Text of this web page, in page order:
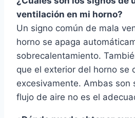
ventilación en mi horno?
Un signo común de mala
horno se apaga
sobrecalentamiento.
que el exterior del horno se
excesivamente. Ambas son
flujo de aire no es el